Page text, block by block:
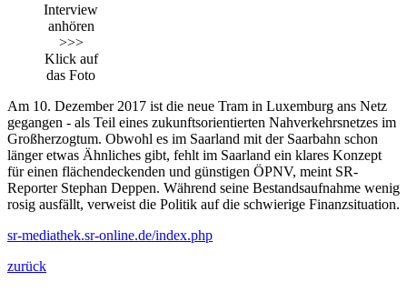
Interview
anhören
>>>
Klick auf
das Foto
Am 10. Dezember 2017 ist die neue Tram in Luxemburg ans Netz
gegangen - als Teil eines zukunftsorientierten Nahverkehrsnetzes im
Großherzogtum. Obwohl es im Saarland mit der Saarbahn schon
länger etwas Ähnliches gibt, fehlt im Saarland ein klares Konzept
für einen flächendeckenden und günstigen ÖPNV, meint SR-
Reporter Stephan Deppen. Während seine Bestandsaufnahme wenig
rosig ausfällt, verweist die Politik auf die schwierige Finanzsituation.
sr-mediathek.sr-online.de/index.php
zurück